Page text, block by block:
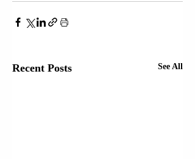
Recent Posts See All